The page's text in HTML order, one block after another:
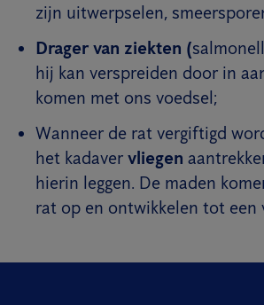
zijn uitwerpselen,
Drager van ziekten (
hij kan verspreiden door in
komen met ons voedsel;
Wanneer de rat vergiftigd
het kadaver vliegen
hierin leggen. De maden
rat op en ontwikkelen tot een